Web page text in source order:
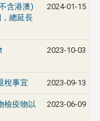
含港澳)
總延長
2024-01-15
2023-10-03
稅事宜 2023-09-13
檢疫物以
2023-06-09